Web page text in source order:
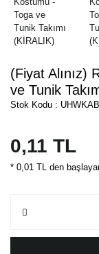
(Fiyat Alınız)
ve Tunik
Stok Kodu :
0,11 TL
* 0,01 TL den